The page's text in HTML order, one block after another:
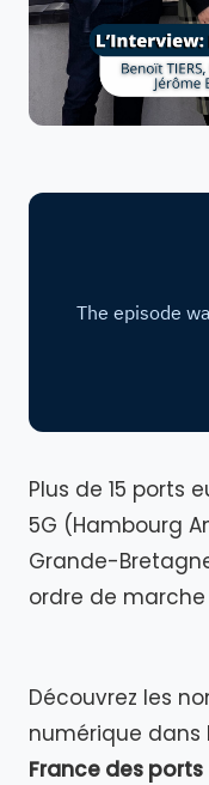
Plus de 15 ports
5G (Hambourg
Grande-
ordre de
Découvrez les
numérique dans
France des ports